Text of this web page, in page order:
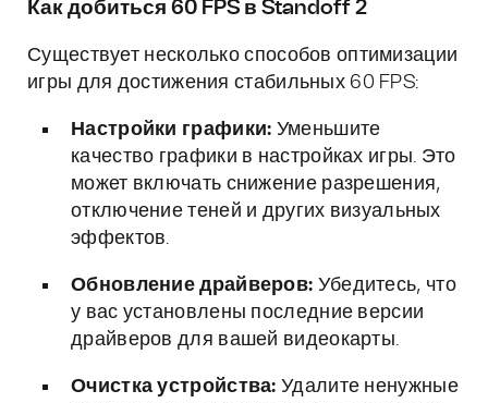
Как добиться 60 FPS в Standoff 2
Существует несколько способов оптимизации
игры для достижения стабильных 60 FPS:
Настройки графики: Уменьшите
качество графики в настройках игры. Это
может включать снижение разрешения,
отключение теней и других визуальных
эффектов.
Обновление драйверов: Убедитесь, что
у вас установлены последние версии
драйверов для вашей видеокарты.
Очистка устройства: Удалите ненужные